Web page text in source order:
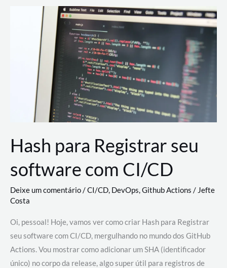
revolucionando
desenvolvimento
Hash para Registrar seu
software com CI/CD
Deixe um comentário/CI/CD, DevOps,Github Actions /Jefte
Costa
Oi, pessoal! Hoje, vamos ver como criar Hash para Registrar
seu software com CI/CD, mergulhando no mundo dos GitHub
Actions. Vou mostrar como adicionar um SHA (identificador
único) no corpo da release, algo super útil para registros de